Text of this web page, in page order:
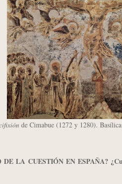
de Cimabue (1272 y 1280).
LA CUESTIÓN EN ESPAÑA?